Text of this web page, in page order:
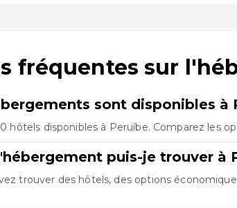
fréquentes sur
sont disponibles à
hôtels disponibles à Peruíbe. Comparez les
puis-je trouver à
trouver des hôtels, des options